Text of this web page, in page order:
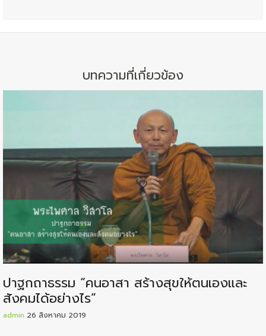
บทความที่เกี่ยวข้อง
ปาฐกถาธรรม “คนอาสา สร้างสุขให้ตนเองและ
สังคมได้อย่างไร”
admin 26 สิงหาคม 2019